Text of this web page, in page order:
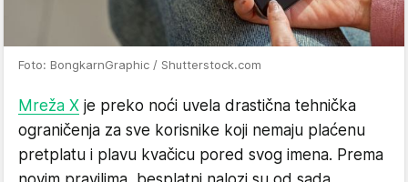
Foto: BongkarnGraphic / Shutterstock.com
Mreža X je preko noći uvela drastična tehnička
ograničenja za sve korisnike koji nemaju plaćenu
pretplatu i plavu kvačicu pored svog imena. Prema